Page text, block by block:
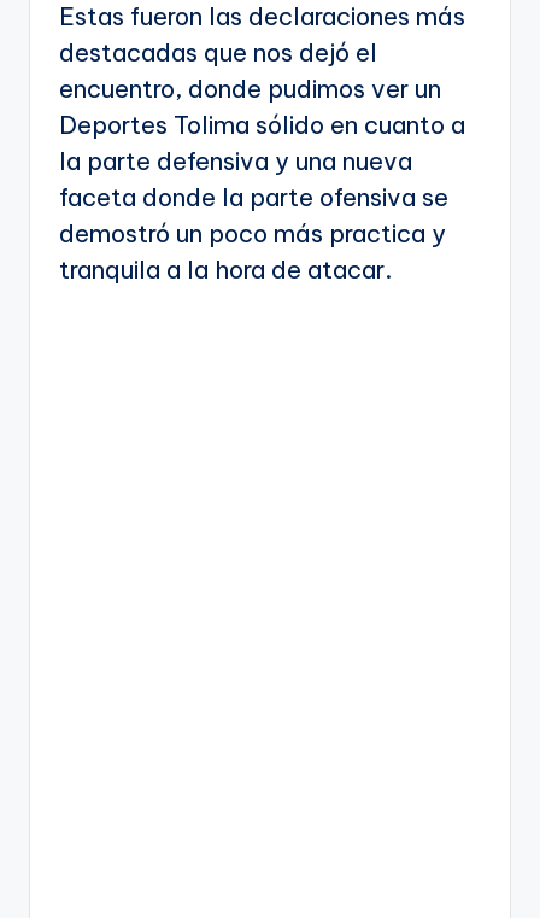
Estas fueron las declaraciones más
destacadas que nos dejó el
encuentro, donde pudimos ver un
Deportes Tolima sólido en cuanto a
la parte defensiva y una nueva
faceta donde la parte ofensiva se
demostró un poco más practica y
tranquila a la hora de atacar.